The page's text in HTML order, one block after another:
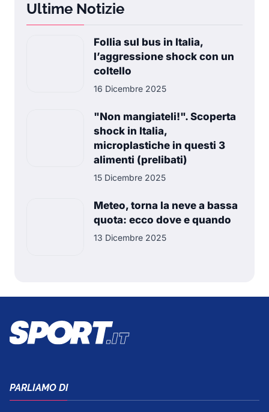
Ultime Notizie
Follia sul bus in Italia,
l’aggressione shock con un
coltello
16 Dicembre 2025
"Non mangiateli!". Scoperta
shock in Italia,
microplastiche in questi 3
alimenti (prelibati)
15 Dicembre 2025
Meteo, torna la neve a bassa
quota: ecco dove e quando
13 Dicembre 2025
PARLIAMO DI